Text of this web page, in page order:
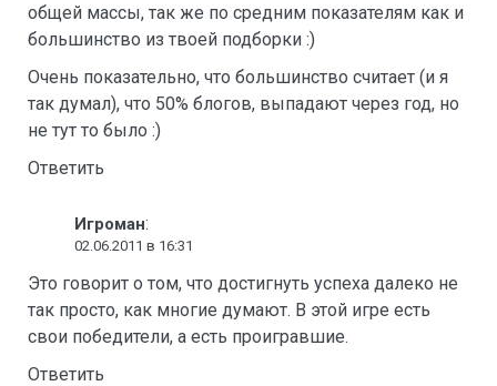
общей массы, так же по средним показателям как и
большинство из твоей подборки :)
Очень показательно, что большинство считает (и я
так думал), что 50% блогов, выпадают через год, но
не тут то было :)
Ответить
Игроман:
02.06.2011 в 16:31
Это говорит о том, что достигнуть успеха далеко не
так просто, как многие думают. В этой игре есть
свои победители, а есть проигравшие.
Ответить